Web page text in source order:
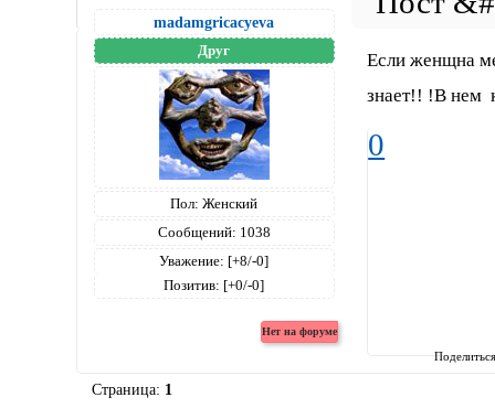
madamgricacyeva
Друг
Пол: Женский
Сообщений: 1038
Уважение: [+8/-0]
Позитив: [+0/-0]
Если женщна
знает!! !В нем
0
Страница: 1